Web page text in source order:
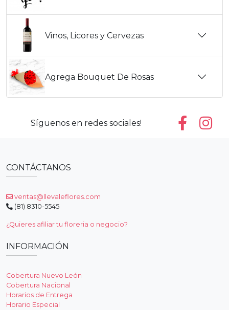
Vinos, Licores y Cervezas
Agrega Bouquet De Rosas
Síguenos en redes sociales!
CONTÁCTANOS
ventas@llevaleflores.com
(81) 8310-5545
¿Quieres afiliar tu floreria o negocio?
INFORMACIÓN
Cobertura Nuevo León
Cobertura Nacional
Horarios de Entrega
Horario Especial